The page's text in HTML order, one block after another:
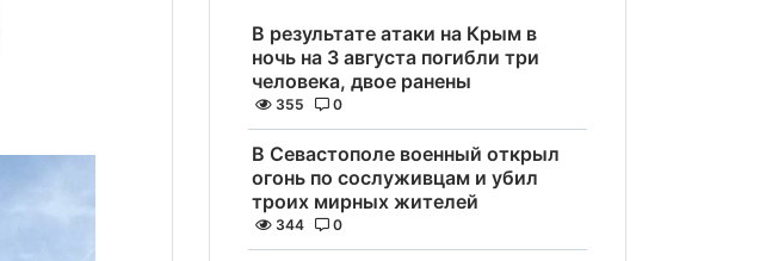
В результате атаки на Крым в
ночь на 3 августа погибли три
человека, двое ранены
355 0
В Севастополе военный открыл
огонь по сослуживцам и убил
троих мирных жителей
344 0